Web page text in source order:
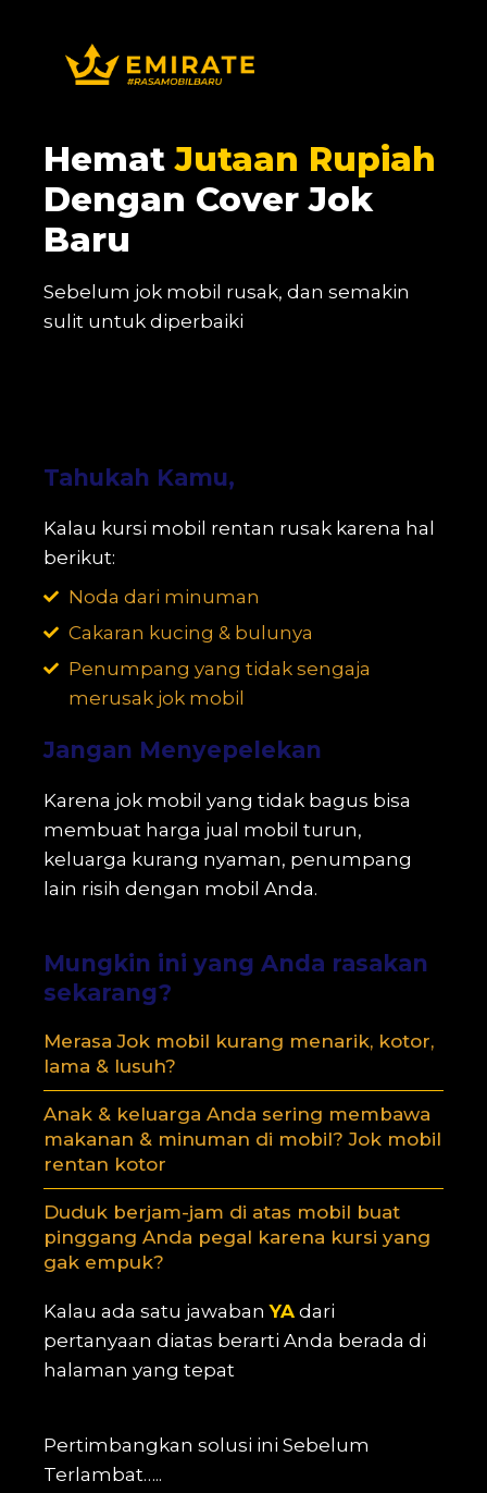
HematJutaan Rupiah
Dengan Cover Jok
Baru
Sebelum jok mobil rusak, dan semakin
sulit untuk diperbaiki
Tahukah Kamu,
Kalau kursi mobil rentan rusak karena hal
berikut:
Noda dari minuman
Cakaran kucing & bulunya
Penumpang yang tidak sengaja
merusak jok mobil
Jangan Menyepelekan
Karena jok mobil yang tidak bagus bisa
membuat harga jual mobil turun,
keluarga kurang nyaman, penumpang
lain risih dengan mobil Anda.
Mungkin ini yang Anda rasakan
sekarang?
Merasa Jok mobil kurang menarik, kotor,
lama & lusuh?
Anak & keluarga Anda sering membawa
makanan & minuman di mobil? Jok mobil
rentan kotor
Duduk berjam-jam di atas mobil buat
pinggang Anda pegal karena kursi yang
gak empuk?
Kalau ada satu jawabanYA dari
pertanyaan diatas berarti Anda berada di
halaman yang tepat
Pertimbangkan solusi ini Sebelum
Terlambat…..